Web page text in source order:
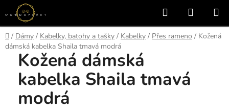
Přejít
na
obsah
Hledat
KOŠÍK
Domů
/ Dámy / Kabelky, batohy a tašky / Kabelky / Přes rameno / Kožená
dámská kabelka Shaila tmavá modrá
Kožená dámská
kabelka Shaila tmavá
modrá